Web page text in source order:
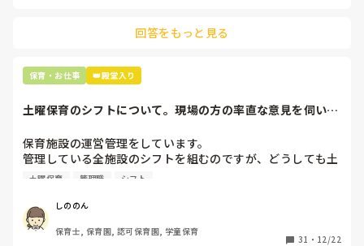
最後の職場にしようと思っていましたが
辞めることは逃げ、と、過去辞めた人も何年も言われ続けて
います
回答をもっと見る
保育・お仕事 👑殿堂入り
土曜保育のシフトについて。現場の方の率直な意見を伺いた
保育施設の運営管理をしています。
管理している全施設のシフトを組むのですが、どうしても土
曜保育だけは入れる方が少なく、いつも苦労しています。
て入職しているはずですが、いざ勤務が始まると一日も土曜
出勤が出来ない方ばかりです。
土曜保育 管理職 シフト
しののん
保育士, 保育園, 認可保育園, 学童保育
31 ・ 12/22